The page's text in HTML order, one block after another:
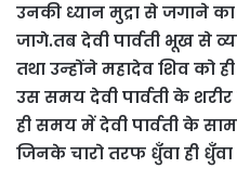
उनकी ध्यान मुद्रा से जगाने
जागे.तब देवी पार्वती भूख से
तथा उन्होंने महादेव शिव को
उस समय देवी पार्वती के
ही समय में देवी पार्वती के
जिनके चारो तरफ धुँवा ही धुँवा